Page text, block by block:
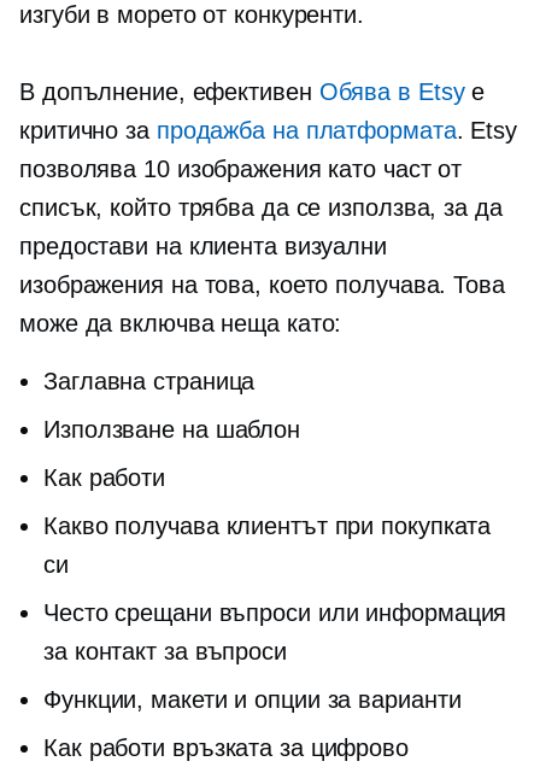
изгуби в морето от конкуренти.
В допълнение, ефективен Обява в Etsyе
критично за продажба на платформата. Etsy
позволява 10 изображения като част от
списък, който трябва да се използва, за да
предостави на клиента визуални
изображения на това, което получава. Това
може да включва неща като:
Заглавна страница
Използване на шаблон
Как работи
Какво получава клиентът при покупката
си
Често срещани въпроси или информация
за контакт за въпроси
Функции, макети и опции за варианти
Как работи връзката за цифрово